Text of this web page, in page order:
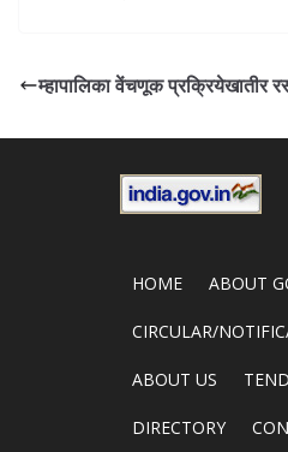
म्हापालिका वेंचणूक प्रक्रियेखातीर
HOME ABOUT
CIRCULAR/
ABOUT US
DIRECTORY